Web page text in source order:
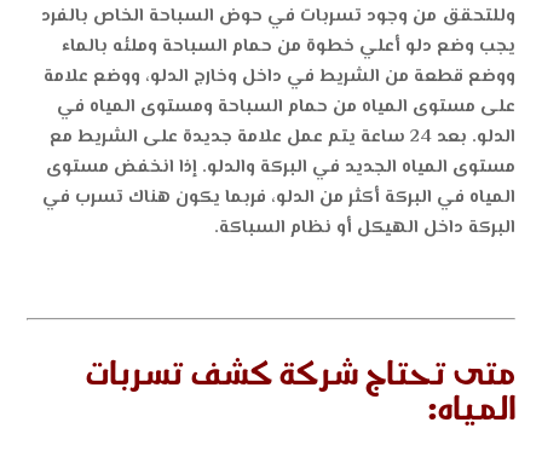
وللتحقق من وجود تسربات في حوض السباحة الخاص بالفرد
يجب وضع دلو أعلي خطوة من حمام السباحة وملئه بالماء
ووضع قطعة من الشريط في داخل وخارج الدلو، ووضع علامة
على مستوى المياه من حمام السباحة ومستوى المياه في
الدلو. بعد 24 ساعة يتم عمل علامة جديدة على الشريط مع
مستوى المياه الجديد في البركة والدلو. إذا انخفض مستوى
المياه في البركة أكثر من الدلو، فربما يكون هناك تسرب في
البركة داخل الهيكل أو نظام السباكة.
متى تحتاج شركة كشف تسربات
المياه: